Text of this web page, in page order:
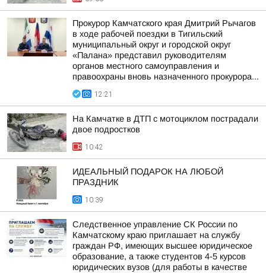
Прокурор Камчатского края Дмитрий Рычагов
в ходе рабочей поездки в Тигильский
муниципальный округ и городской округ
«Палана» представил руководителям
органов местного самоуправления и
правоохраны вновь назначенного прокурора...
12:21
На Камчатке в ДТП с мотоциклом пострадали
двое подростков
10:42
ИДЕАЛЬНЫЙ ПОДАРОК НА ЛЮБОЙ
ПРАЗДНИК
10:39
Следственное управление СК России по
Камчатскому краю приглашает на службу
граждан РФ, имеющих высшее юридическое
образование, а также студентов 4-5 курсов
юридических вузов (для работы в качестве